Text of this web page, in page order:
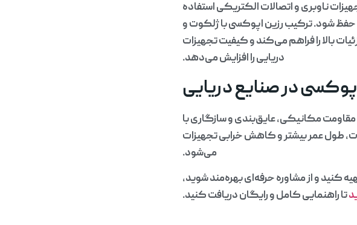
ناوبری و اتصالات الکتریکی استفاده
حفظ شود. ترکیب رزین اپوکسی با ژلکوت و
بالا را فراهم می‌کند و کیفیت تجهیزات
دریایی را افزایش می‌دهد.
در صنایع دریایی
مقاومت مکانیکی، عایق‌بندی و سازگاری با
طول عمر بیشتر و کاهش خرابی تجهیزات
می‌شود.
کنید و از مشاوره حرفه‌ای بهره‌مند شوید،
تا راهنمایی کامل و رایگان دریافت کنید.